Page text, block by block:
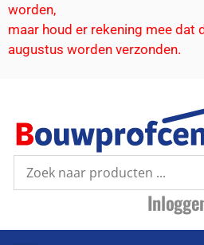
worden,
maar houd er rekening mee dat
augustus worden verzonden.
I